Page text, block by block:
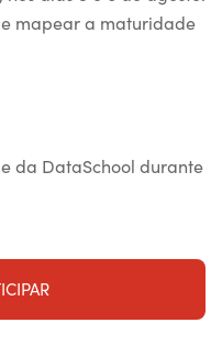
mapear a maturidade
da DataSchool durante